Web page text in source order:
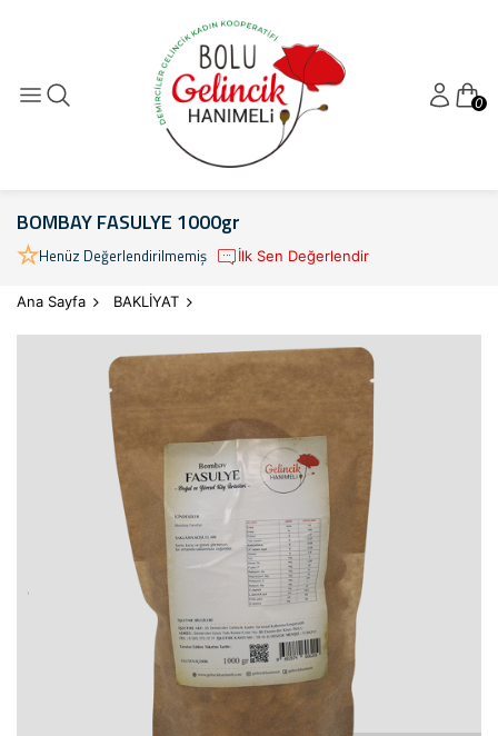
0
BOMBAY FASULYE 1000gr
Henüz Değerlendirilmemiş İlk Sen Değerlendir
Ana Sayfa BAKLİYAT